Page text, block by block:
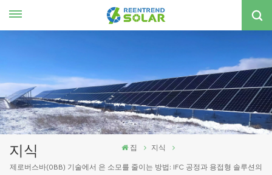
국의
지식 집 지식
제로버스바(0BB) 기술에서 은 소모를 줄이는 방법: IFC 공정과 용접형 솔루션의